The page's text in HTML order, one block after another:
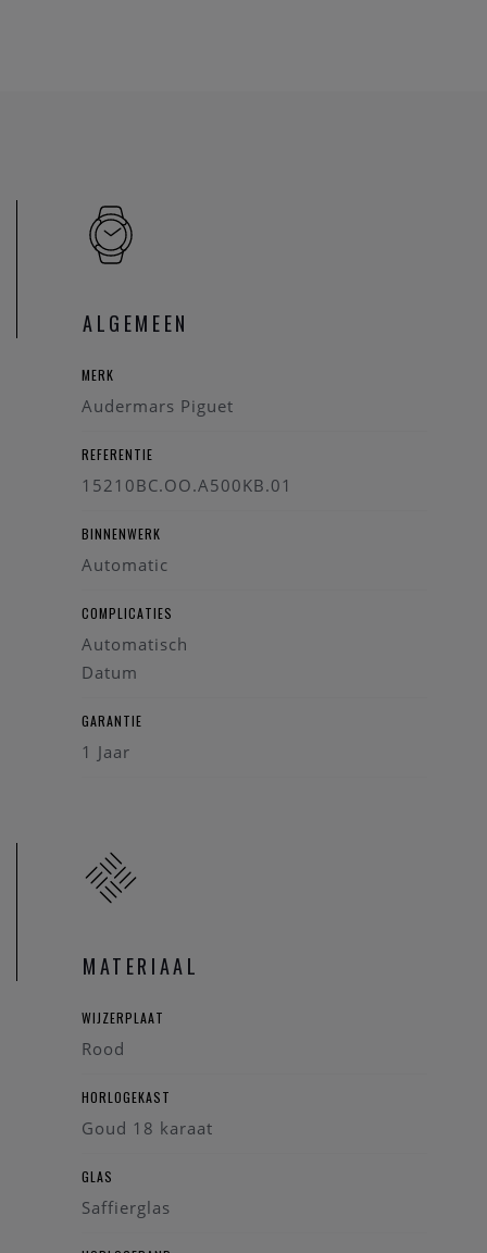
te nemen met onze zaak – wij helpen u graag verder.
Onze referentie: 71298/691
ALGEMEEN
MERK
Audermars Piguet
REFERENTIE
15210BC.OO.A500KB.01
BINNENWERK
Automatic
COMPLICATIES
Automatisch
Datum
GARANTIE
1 Jaar
MATERIAAL
WIJZERPLAAT
Rood
HORLOGEKAST
Goud 18 karaat
GLAS
Saffierglas